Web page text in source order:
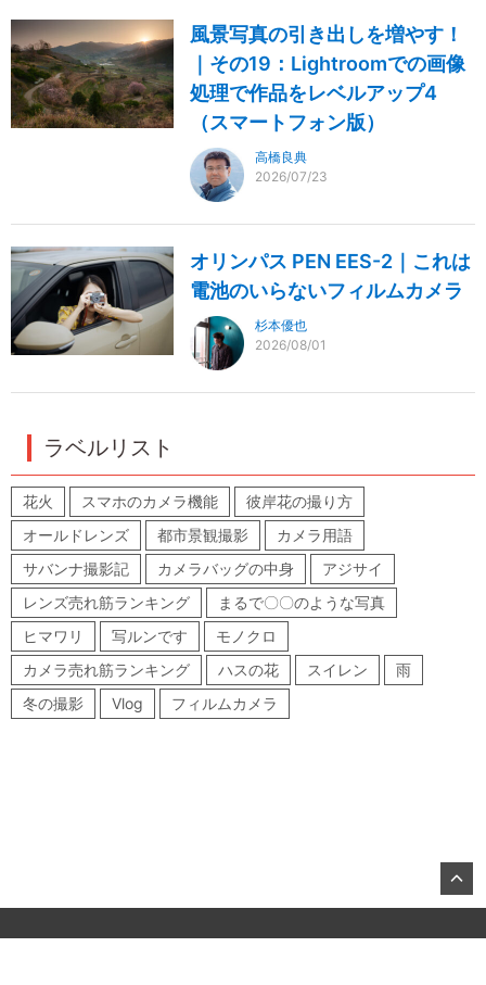
風景写真の引き出しを増やす！
｜その19：Lightroomでの画像
処理で作品をレベルアップ4
（スマートフォン版）
高橋良典
2026/07/23
オリンパス PEN EES-2｜これは
電池のいらないフィルムカメラ
杉本優也
2026/08/01
ラベルリスト
花火 スマホのカメラ機能
彼岸花の撮り方
オールドレンズ
都市景観撮影
カメラ用語
サバンナ撮影記
カメラバッグの中身
アジサイ
レンズ売れ筋ランキング
まるで〇〇のような写真
ヒマワリ
写ルンです
モノクロ
カメラ売れ筋ランキング
ハスの花 スイレン
雨
冬の撮影
Vlog フィルムカメラ